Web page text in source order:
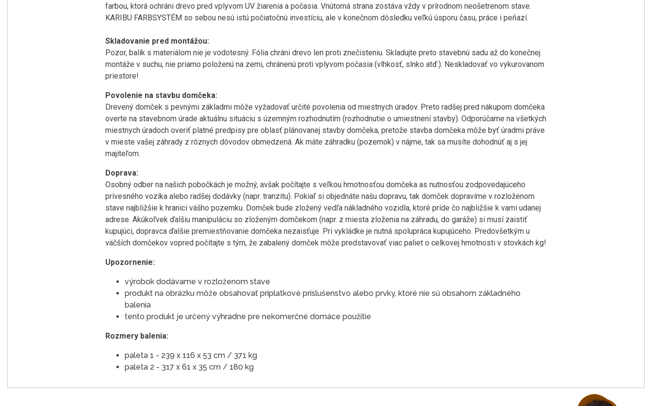
farbou, ktorá ochráni drevo pred vplyvom UV žiarenia a počasia. Vnútorná strana zostáva vždy v prírodnom neošetrenom stave.
KARIBU FARBSYSTÉM so sebou nesú istú počiatočnú investíciu, ale v konečnom dôsledku veľkú úsporu času, práce i peňazí.
Skladovanie pred montážou:
Pozor, balík s materiálom nie je vodotesný. Fólia chráni drevo len proti znečisteniu. Skladujte preto stavebnú sadu až do konečnej
montáže v suchu, nie priamo položenú na zemi, chránenú proti vplyvom počasia (vlhkosť, slnko atď.). Neskladovať vo vykurovanom
priestore!
Povolenie na stavbu domčeka:
Drevený domček s pevnými základmi môže vyžadovať určité povolenia od miestnych úradov. Preto radšej pred nákupom domčeka
overte na stavebnom úrade aktuálnu situáciu s územným rozhodnutím (rozhodnutie o umiestnení stavby). Odporúčame na všetkých
miestnych úradoch overiť platné predpisy pre oblasť plánovanej stavby domčeka, pretože stavba domčeka môže byť úradmi práve
v mieste vašej záhrady z rôznych dôvodov obmedzená. Ak máte záhradku (pozemok) v nájme, tak sa musíte dohodnúť aj s jej
majiteľom.
Doprava:
Osobný odber na našich pobočkách je možný, avšak počítajte s veľkou hmotnosťou domčeka as nutnosťou zodpovedajúceho
prívesného vozíka alebo radšej dodávky (napr. tranzitu). Pokiaľ si objednáte našu dopravu, tak domček dopravíme v rozloženom
stave najbližšie k hranici vášho pozemku. Domček bude zložený vedľa nákladného vozidla, ktoré príde čo najbližšie k vami udanej
adrese. Akúkoľvek ďalšiu manipuláciu so zloženým domčekom (napr. z miesta zloženia na záhradu, do garáže) si musí zaistiť
kupujúci, dopravca ďalšie premiestňovanie domčeka nezaisťuje. Pri vykládke je nutná spolupráca kupujúceho. Predovšetkým u
väčších domčekov vopred počítajte s tým, že zabalený domček môže predstavovať viac paliet o celkovej hmotnosti v stovkách kg!
Upozornenie:
výrobok dodávame v rozloženom stave
produkt na obrázku môže obsahovať príplatkové príslušenstvo alebo prvky, ktoré nie sú obsahom základného
balenia
tento produkt je určený výhradne pre nekomerčné domáce použitie
Rozmery balenia:
paleta 1 - 239 x 116 x 53 cm / 371 kg
paleta 2 - 317 x 61 x 35 cm / 180 kg